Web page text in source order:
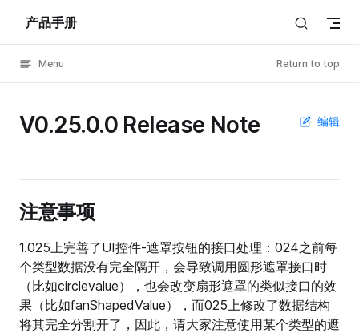
Skip to content
产品手册
Menu Return to top
编辑
V0.25.0.0 Release Note
注意事项
1.025上完善了UI控件-遮罩按钮的接口处理：024之前每
个类型数据没有完全隔开，会导致调用圆形遮罩接口时
（比如circlevalue），也会改变扇形遮罩的类似接口的效
果（比如fanShapedValue），而025上修改了数据结构
将其完全分割开了，因此，请大家注意使用某个类型的遮